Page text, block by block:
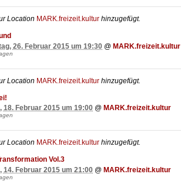
Location MARK.freizeit.kultur hinzugefügt.
26. Februar 2015 um 19:30 @ MARK.freizeit.kultur
Location MARK.freizeit.kultur hinzugefügt.
18. Februar 2015 um 19:00 @ MARK.freizeit.kultur
Location MARK.freizeit.kultur hinzugefügt.
Vol.3
14. Februar 2015 um 21:00 @ MARK.freizeit.kultur